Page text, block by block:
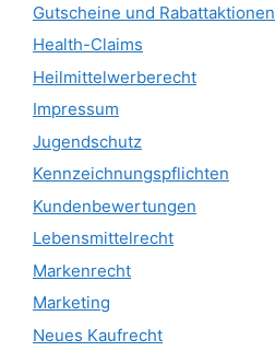
Gutscheine und Rabattaktionen
Health-Claims
Heilmittelwerberecht
Impressum
Jugendschutz
Kennzeichnungspflichten
Kundenbewertungen
Lebensmittelrecht
Markenrecht
Marketing
Neues Kaufrecht